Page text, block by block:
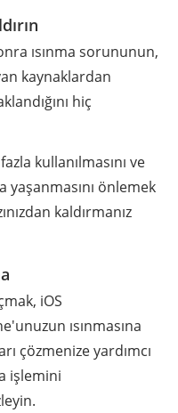
ısınma sorununun,
kaynaklardan
hiç
kullanılmasını ve
yaşanmasını önlemek
kaldırmanız
iOS
ısınmasına
çözmenize yardımcı
işlemini